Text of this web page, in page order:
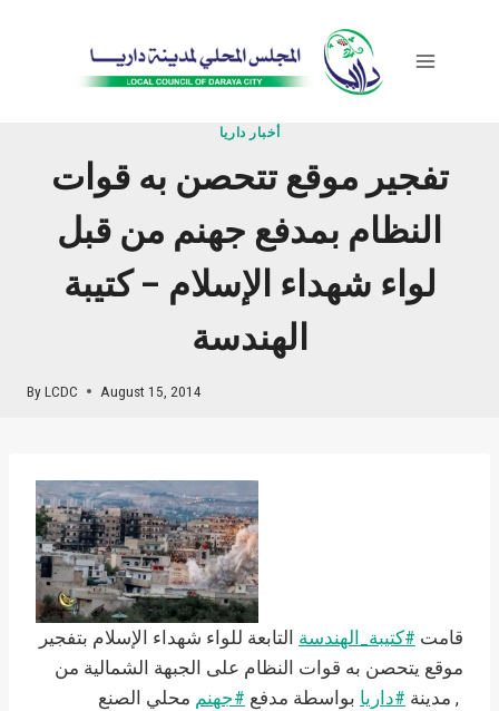
أخبار داريا
تفجير موقع تتحصن به قوات
النظام بمدفع جهنم من قبل
لواء شهداء الإسلام – كتيبة
الهندسة
ByLCDC August 15, 2014
قامت #كتيبة_الهندسة التابعة للواء شهداء الإسلام بتفجير
موقع يتحصن به قوات النظام على الجبهة الشمالية من
مدينة #داريا بواسطة مدفع #جهنم
محلي الصنع ,